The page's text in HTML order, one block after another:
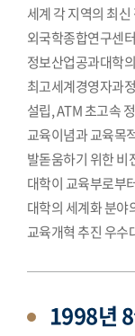
세계 각 지역의 최
외국학종합연구센
정보산업공과대학
최고세계경영자과
설립, ATM 초고속
교육이념과 교육목
발돋움하기 위한 비
대학이 교육부로부
대학의 세계화 분야
교육개혁 추진 우수
1998년